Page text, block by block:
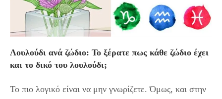
Λουλούδι ανά ζώδιο: Το ξέρατε πως κάθε ζώδιο έχει
και το δικό του λουλούδι;
Το πιο λογικό είναι να μην γνωρίζετε. Όμως, και στην